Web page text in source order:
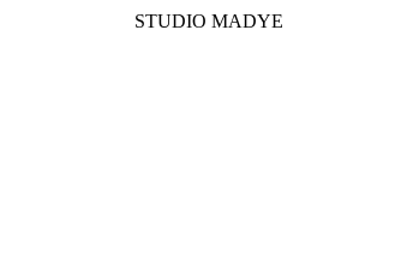
STUDIO MADYE